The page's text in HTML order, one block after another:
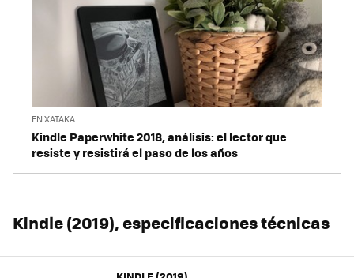
EN XATAKA
Kindle Paperwhite 2018, análisis: el lector que
resiste y resistirá el paso de los años
Kindle (2019), especificaciones técnicas